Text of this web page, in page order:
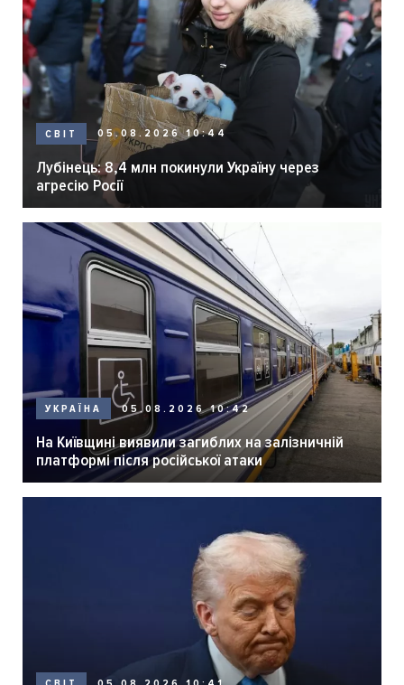
СВІТ 05.08.2026 10:44
Лубінець: 8,4 млн покинули Україну через
агресію Росії
УКРАЇНА 05.08.2026 10:42
На Київщині виявили загиблих на залізничній
платформі після російської атаки